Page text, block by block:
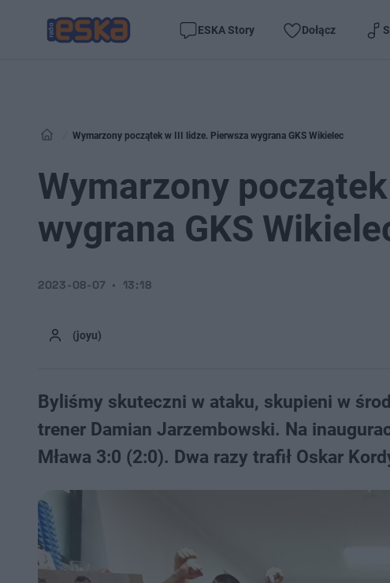
ESKA Story Dołącz
Wymarzony początek w III lidze. Pierwsza wygrana GKS Wikielec
Wymarzony
wygrana GKS
(joyu)
2023-08-07 13:18
Byliśmy skuteczni w ataku, skupieni w
trener Damian Jarzembowski. Na
Mława 3:0 (2:0). Dwa razy trafił Oskar